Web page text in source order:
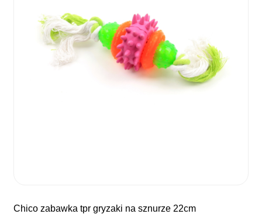
chico zabawka tpr gryzaki na sznurze 22cm